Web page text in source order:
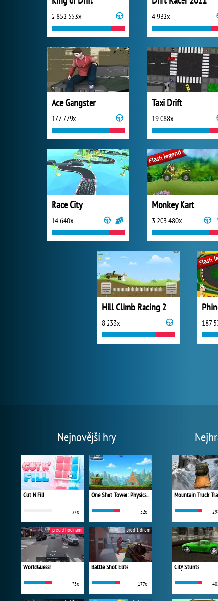
2 852 553x 4 932x
Ace Gangster
177 779x
Taxi Drift
19 088x
Race City
14 640x
Monkey Kart
3 203 480x
Hill Climb Racing 2
8 233x 187
Nejnovější hry
Cut N Fill
57x
One Shot Tower: Physics Destroyer
52x
WorldGuessr
75x
před 3 hodinami
Battle Shot Elite
177x
před 1 dnem
Mountain Truck
City Stunts